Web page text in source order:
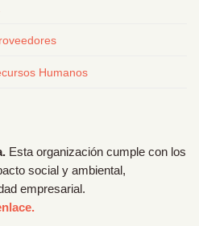
Humanos
Esta organización cumple con los
social y ambiental,
empresarial.